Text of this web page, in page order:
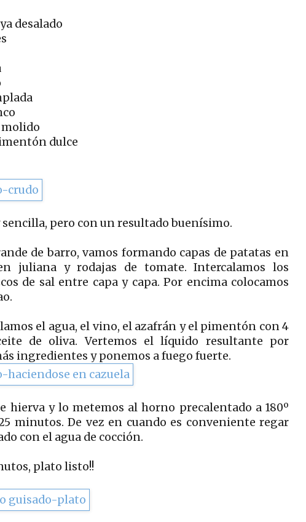
desalado
molido
dulce
sencilla, pero con un resultado buenísimo.
de barro, vamos formando capas de patatas en
juliana y rodajas de tomate. Intercalamos los
de sal entre capa y capa. Por encima colocamos
el agua, el vino, el azafrán y el pimentón con 4
de oliva. Vertemos el líquido resultante por
ingredientes y ponemos a fuego fuerte.
hierva y lo metemos al horno precalentado a 180º
minutos. De vez en cuando es conveniente regar
con el agua de cocción.
plato listo!!